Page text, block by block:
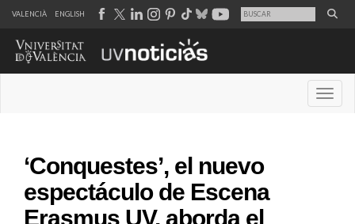
VALENCIÀ ENGLISH
‘Conquestes’, el nuevo
espectáculo de Escena
Erasmus UV, aborda el